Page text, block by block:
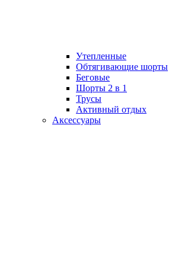
Утепленные
Обтягивающие шорты
Беговые
Шорты 2 в 1
Трусы
Активный отдых
Аксессуары